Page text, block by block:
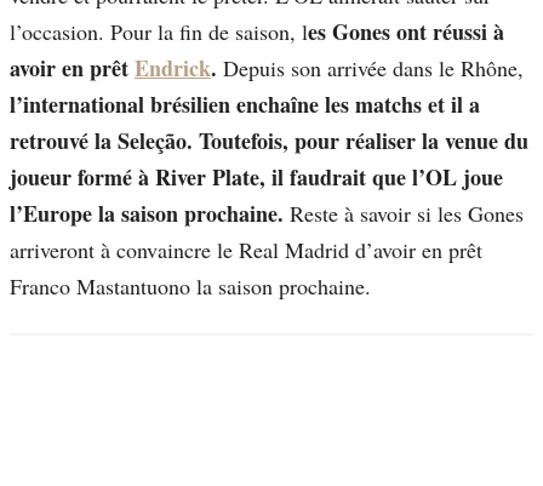
l’occasion. Pour la fin de saison, les Gones ont réussi à
avoir en prêtEndrick. Depuis son arrivée dans le Rhône,
l’international brésilien enchaîne les matchs et il a
retrouvé la Seleção. Toutefois, pour réaliser la venue du
joueur formé à River Plate, il faudrait que l’OL joue
l’Europe la saison prochaine. Reste à savoir si les Gones
arriveront à convaincre le Real Madrid d’avoir en prêt
Franco Mastantuono la saison prochaine.